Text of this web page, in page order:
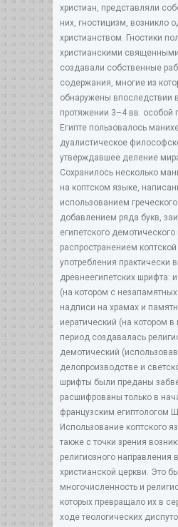
христиан, представляли
них, гностицизм, возникло
христианством. Гностики
христианскими
создавали собственные
содержания, многие из
обнаружены впоследствии
протяжении 3–4 вв. особой
Египте пользовалось
дуалистическое
утверждавшее деление
Сохранилось несколько
на коптском языке,
использованием
добавлением ряда букв,
египетского
распространением
употребления практически
древнеегипетских шрифта:
(на котором с
надписи на храмах и
иератический (на котором в
период создавалась
демотический
делопроизводстве и
шрифты были преданы
расшифрованы только в
французским египтологом
Использование коптского
также с точки зрения
религиозного направления
христианской церкви. Это
многочисленность и
которых превращало их в
ходе теологических